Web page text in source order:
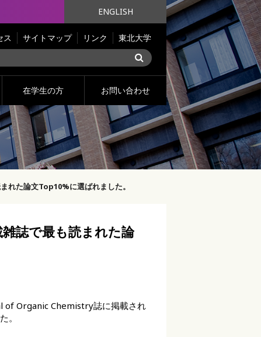
ENGLISH
ス サイトマップ リンク 東北大学
在学生の方 お問い合わせ
れた論文Top10%に選ばれました。
誌で最も読まれた論
of Organic Chemistry誌に掲載され
。